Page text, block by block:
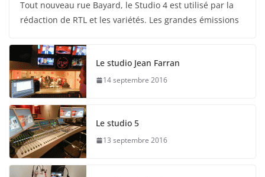
Tout nouveau rue Bayard, le Studio 4 est utilisé par la
rédaction de RTL et les variétés. Les grandes émissions
Le studio Jean Farran
14 septembre 2016
Le studio 5
13 septembre 2016